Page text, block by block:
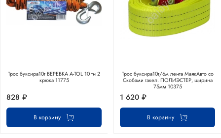
Трос буксира10т ВЕРЕВКА A-TOL 10 тн 2
крюка 11775
828 ₽
В корзину
Трос буксира10т/6м лента МаякАвто со
Скобами такел. ПОЛИЭСТЕР, ширина
75мм 10375
1 620 ₽
В корзину